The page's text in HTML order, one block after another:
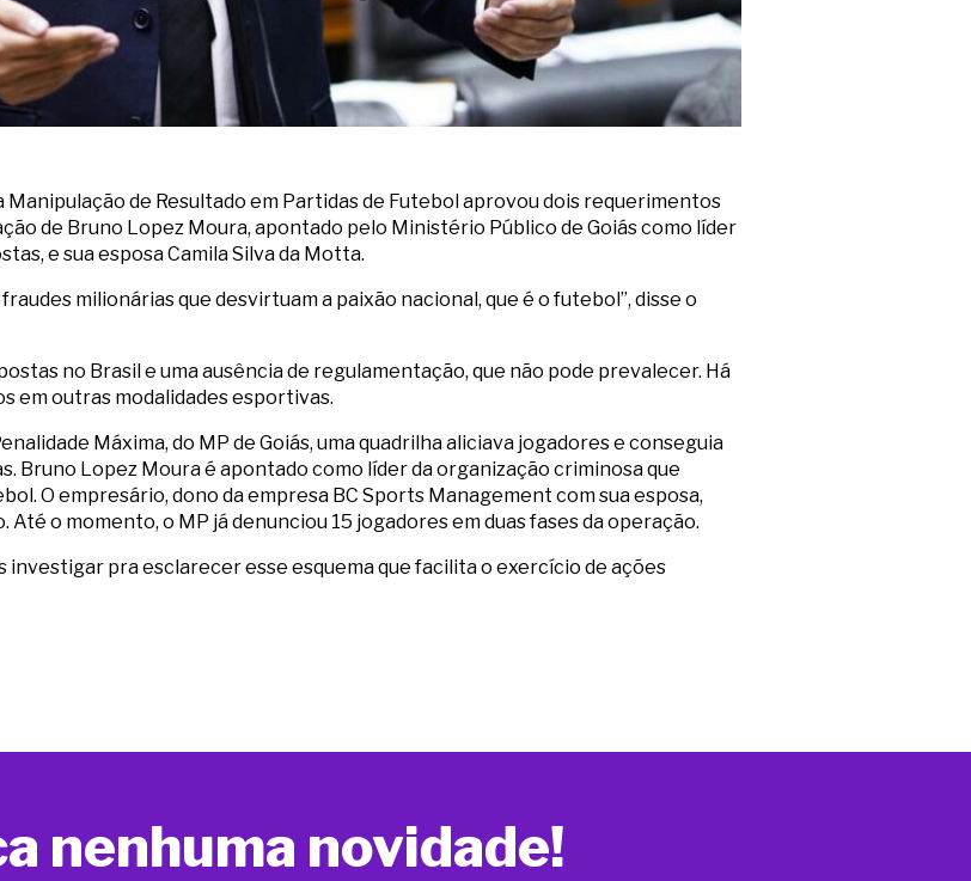
Manipulação de Resultado em Partidas de Futebol aprovou dois requerimentos
de Bruno Lopez Moura, apontado pelo Ministério Público de Goiás como líder
e sua esposa Camila Silva da Motta.
milionárias que desvirtuam a paixão nacional, que é o futebol”, disse o
no Brasil e uma ausência de regulamentação, que não pode prevalecer. Há
em outras modalidades esportivas.
Máxima, do MP de Goiás, uma quadrilha aliciava jogadores e conseguia
Bruno Lopez Moura é apontado como líder da organização criminosa que
O empresário, dono da empresa BC Sports Management com sua esposa,
o momento, o MP já denunciou 15 jogadores em duas fases da operação.
investigar pra esclarecer esse esquema que facilita o exercício de ações
nenhuma novidade!